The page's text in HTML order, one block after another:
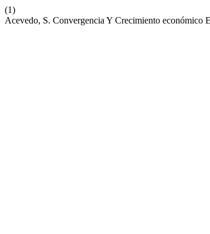
(1)
Acevedo, S. Convergencia Y Crecimiento económico